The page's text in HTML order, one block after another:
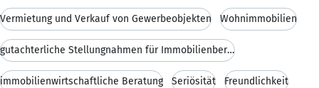
Vermietung und Verkauf von Gewerbeobjekten Wohnimmobilien
gutachterliche Stellungnahmen für Immobilienbereic
immobilienwirtschaftliche Beratung Seriösität Freundlichkeit